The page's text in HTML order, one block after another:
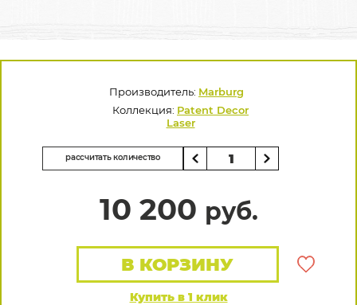
Производитель: Marburg
Коллекция: Patent Decor
Laser
рассчитать количество
10 200 руб.
Купить в 1 клик
В КОРЗИНУ